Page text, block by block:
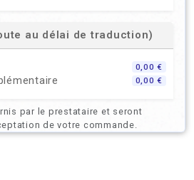
au délai de traduction)
0,00 €
0,00 €
par le prestataire et seront
de votre commande.